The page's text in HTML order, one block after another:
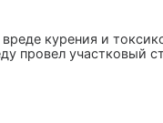
курения и
провел участковый